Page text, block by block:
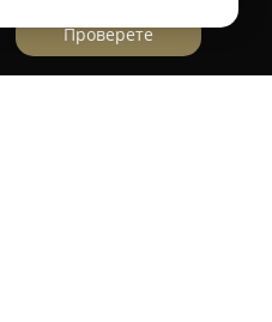
Проверете